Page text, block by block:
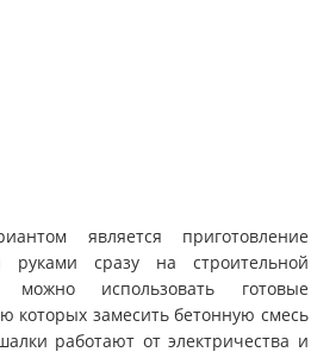
является приготовление
руками сразу на строительной
использовать готовые
которых замесить бетонную смесь
работают от электричества и